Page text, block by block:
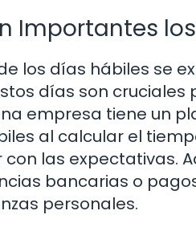
Importantes
los días hábiles se
días son
empresa tiene un
al calcular el
con las expectativas.
bancarias o
personales.